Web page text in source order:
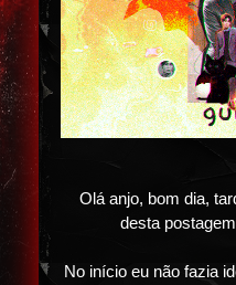
Olá anjo, bom dia,
desta
No início eu não fazia